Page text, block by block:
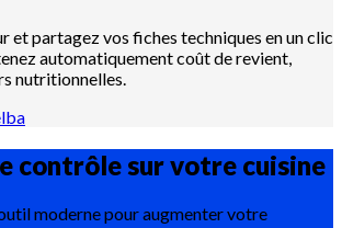
et partagez vos fiches techniques en un clic
automatiquement coût de revient,
nutritionnelles.
contrôle sur votre cuisine
moderne pour augmenter votre